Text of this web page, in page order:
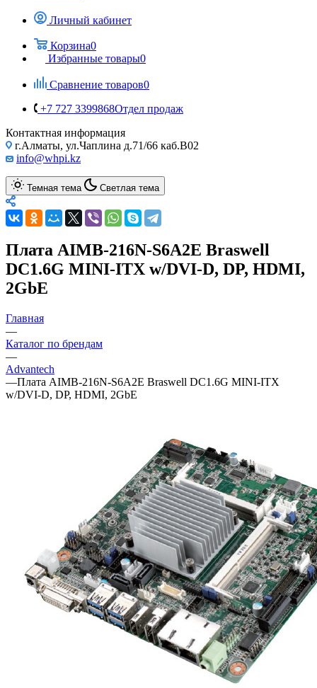
Личный кабинет
Корзина0
Избранные товары0
Сравнение товаров0
+7 727 3399868Отдел продаж
Контактная информация
г.Алматы, ул.Чаплина д.71/66 каб.B02
info@whpi.kz
Темная тема Светлая тема
Плата AIMB-216N-S6A2E Braswell
DC1.6G MINI-ITX w/DVI-D, DP, HDMI,
2GbE
Главная
—
Каталог по брендам
—
Advantech
—Плата AIMB-216N-S6A2E Braswell DC1.6G MINI-ITX
w/DVI-D, DP, HDMI, 2GbE